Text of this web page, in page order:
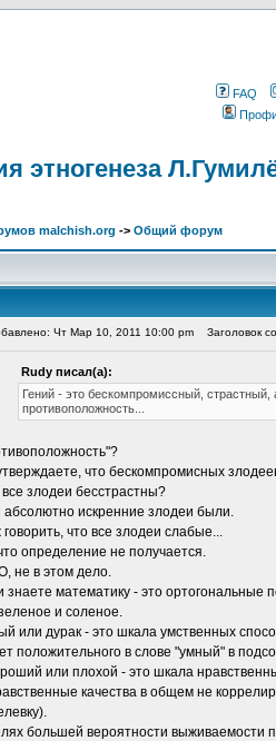
FAQ
этногенеза
malchish.org -> Общий форум
Чт Мар 10, 2011 10:00 pm Заголовок
Rudy писал(а):
Гений - это бескомпромиссный,
противоположность...
что бескомпромисных
злодеи бесстрастны?
абсолютно искренние злодеи были.
что все злодеи слабые...
определение не получается.
не в этом дело.
знаете математику - это ортогональные
и соленое.
или дурак - это шкала умственных
положительного в слове "умный" в
или плохой - это шкала
качества в общем не
большей вероятности выживаемости